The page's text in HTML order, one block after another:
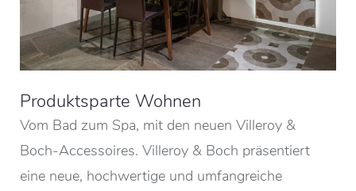
Produktsparte Wohnen
Vom Bad zum Spa, mit den neuen Villeroy &
Boch-Accessoires. Villeroy & Boch präsentiert
eine neue, hochwertige und umfangreiche